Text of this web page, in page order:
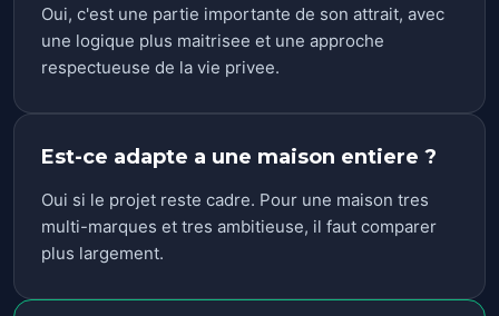
Oui, c'est une partie importante de son attrait, avec
une logique plus maitrisee et une approche
respectueuse de la vie privee.
Est-ce adapte a une maison entiere ?
Oui si le projet reste cadre. Pour une maison tres
multi-marques et tres ambitieuse, il faut comparer
plus largement.